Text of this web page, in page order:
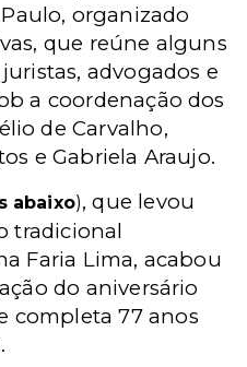
organizado
que reúne alguns
advogados e
a coordenação dos
de Carvalho,
e Gabriela Araujo.
abaixo), que levou
tradicional
Faria Lima, acabou
do aniversário
completa 77 anos